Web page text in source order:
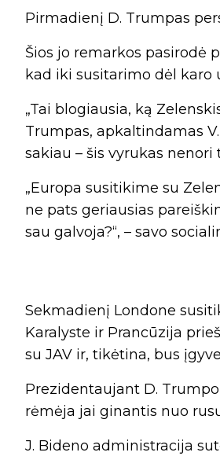
Pirmadienį D. Trumpas
Šios jo remarkos pasirodė
kad iki susitarimo dėl karo
„Tai blogiausia, ką
Trumpas, apkaltindamas
sakiau – šis vyrukas
„Europa susitikime su
ne pats geriausias
sau galvoja?“, – savo
Sekmadienį Londone
Karalyste ir Prancūzija
su JAV ir, tikėtina, bus
Prezidentaujant D.
rėmėja jai ginantis nuo
J. Bideno administracija